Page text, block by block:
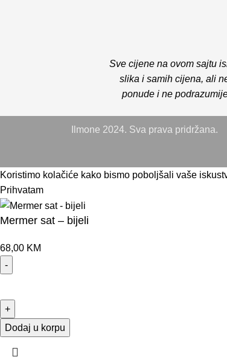
Sve cijene na ovom sajtu
slika i samih cijena, ali
ponude i ne
Ilmone 2024. Sva prava pridržana.
Koristimo kolačiće kako bismo poboljšali vaše
Prihvatam
Mermer sat – bijeli
68,00 KM
Dodaj u korpu